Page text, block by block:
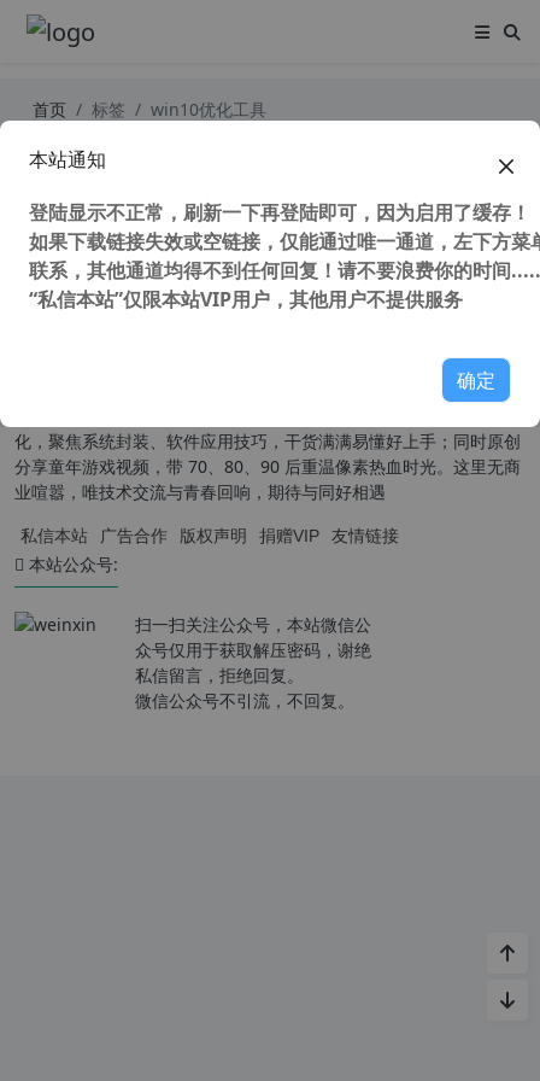
首页 标签 win10优化工具
优化工具 垃圾清理工具
40,986 次浏览 系统相关
化，聚焦系统封装、软件应用技巧，干货满满易懂好上手；同时原创
分享童年游戏视频，带 70、80、90 后重温像素热血时光。这里无商
业喧嚣，唯技术交流与青春回响，期待与同好相遇
私信本站 广告合作 版权声明 捐赠VIP 友情链接
本站公众号:
扫一扫关注公众号，本站微信公
众号仅用于获取解压密码，谢绝
私信留言，拒绝回复。
微信公众号不引流，不回复。
本站通知
登陆显示不正常，刷新一下再登陆即可，因为启用了缓存！
如果下载链接失效或空链接，仅能通过唯一通道，左下方菜
联系，其他通道均得不到任何回复！请不要浪费你的时间
“私信本站”仅限本站VIP用户，其他用户不提供服务
确定